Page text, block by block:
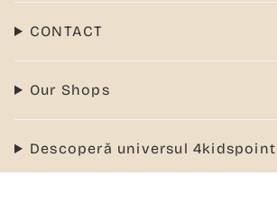
CONTACT
Our Shops
Descoperă universul 4kidspoint